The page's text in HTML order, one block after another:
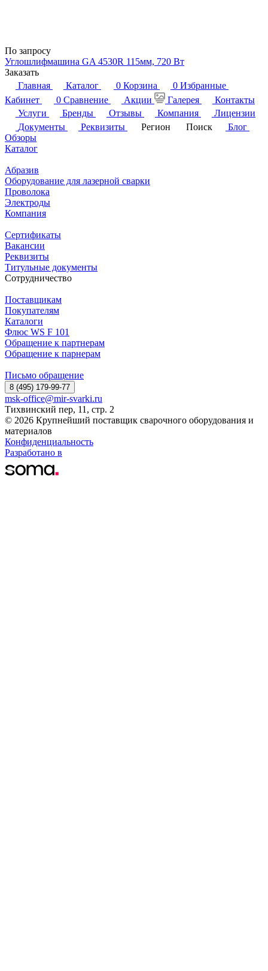
По запросу
Углошлифмашина GA 4530R 115мм, 720 Вт
Заказать
Главная
Каталог 0 Корзина 0 Избранные
Кабинет
0 Сравнение Акции Галерея
Контакты
Услуги
Бренды Отзывы Компания
Лицензии
Документы
Реквизиты Регион Поиск
Блог
Обзоры
Каталог
Абразив
Оборудование для лазерной сварки
Проволока
Электроды
Компания
Сертификаты
Вакансии
Реквизиты
Титульные документы
Сотрудничество
Поставщикам
Покупателям
Каталоги
Флюс WS F 101
Обращение к партнерам
Обращение к парнерам
Письмо обращение
8 (495) 179-99-77
msk-office@mir-svarki.ru
Тихвинский пер, 11, стр. 2
© 2026 Крупнейший поставщик сварочного оборудования и
материалов
Конфиденциальность
Разработано в